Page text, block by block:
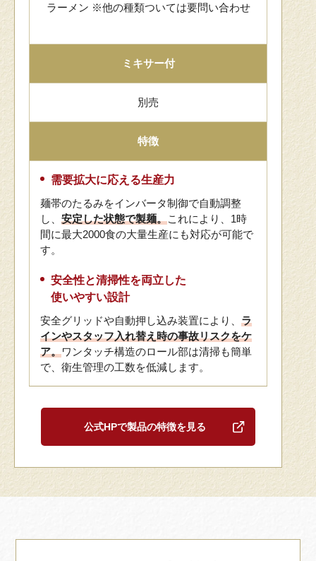
ラーメン ※他の種類ついては要問い合わせ
ミキサー付
別売
特徴
需要拡大に応える生産力
麺帯のたるみをインバータ制御で自動調整
し、 安定した状態で製麺。これにより、1時
間に最大2000食の大量生産にも対応が可能で
す。
安全性と清掃性を両立した
使いやすい設計
安全グリッドや自動押し込み装置により、 ラ
インやスタッフ入れ替え時の事故リスクをケ
ア。ワンタッチ構造のロール部は清掃も簡単
で、衛生管理の工数を低減します。
公式HPで製品の特徴を見る